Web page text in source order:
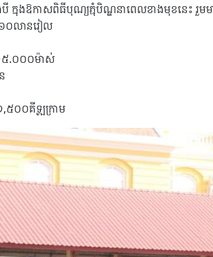
ក្នុងឱកាសពិធីបុណ្យភ្ជុំបិណ្ឌនាពេលខាងមុខនេះ រួមម
០លានរៀល
៥.០០០ម៉ាស់
,៥០០គីឡូក្រាម